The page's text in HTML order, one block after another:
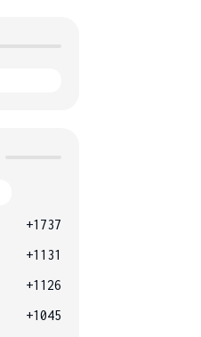
+1737
+1131
+1126
+1045